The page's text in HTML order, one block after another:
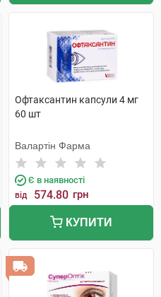
Офтаксантин капсули 4 мг
60 шт
Валартін Фарма
Є в наявності
від 574.80 грн
КУПИТИ